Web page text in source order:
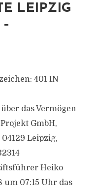
LEIPZIG
401 IN
das Vermögen
GmbH,
Leipzig,
Heiko
um 07:15 Uhr das